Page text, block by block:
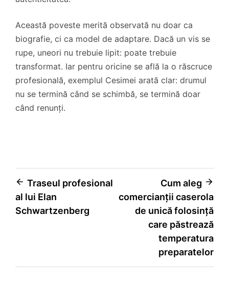
Această poveste merită observată nu doar ca
biografie, ci ca model de adaptare. Dacă un vis se
rupe, uneori nu trebuie lipit: poate trebuie
transformat. Iar pentru oricine se află la o răscruce
profesională, exemplul Cesimei arată clar: drumul
nu se termină când se schimbă, se termină doar
când renunți.
Navigare
în
Traseul profesional
al lui Elan
Schwartzenberg
Cum aleg
comercianții caserola
de unică folosință
care păstrează
temperatura
preparatelor